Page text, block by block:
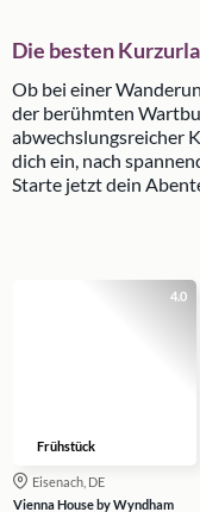
Die besten
Ob bei einer
der berühmten
abwechslungsreicher
dich ein, nach
Starte jetzt dein
4.0
Frühstück
Eisenach, DE
Vienna House by Wyndham